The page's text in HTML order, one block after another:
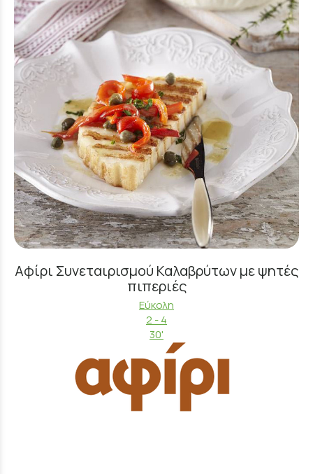
Αφίρι Συνεταιρισμού Καλαβρύτων με ψητές
πιπεριές
Εύκολη
2 - 4
30'